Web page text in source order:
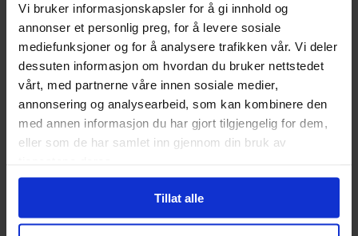
Vi bruker informasjonskapsler for å gi innhold og
annonser et personlig preg, for å levere sosiale
mediefunksjoner og for å analysere trafikken vår. Vi deler
dessuten informasjon om hvordan du bruker nettstedet
vårt, med partnerne våre innen sosiale medier,
annonsering og analysearbeid, som kan kombinere den
med annen informasjon du har gjort tilgjengelig for dem,
eller som de har samlet inn gjennom din bruk av
Tillat alle
The Sandman
Dave McKean
The Sandman
Paperback · Engelsk
Anniversary Collector's
Edition
Violent Cases - 30th
Anniversary Collector's Edition
Hardcover · Engelsk
329
Ikke på nettlager
549 00